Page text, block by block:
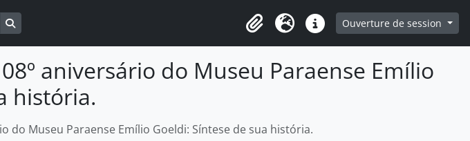
Presse-papier
LangueLiens rapidesOuverture de session
aniversário do Museu Paraense Emílio
história.
do Museu Paraense Emílio Goeldi: Síntese de sua história.